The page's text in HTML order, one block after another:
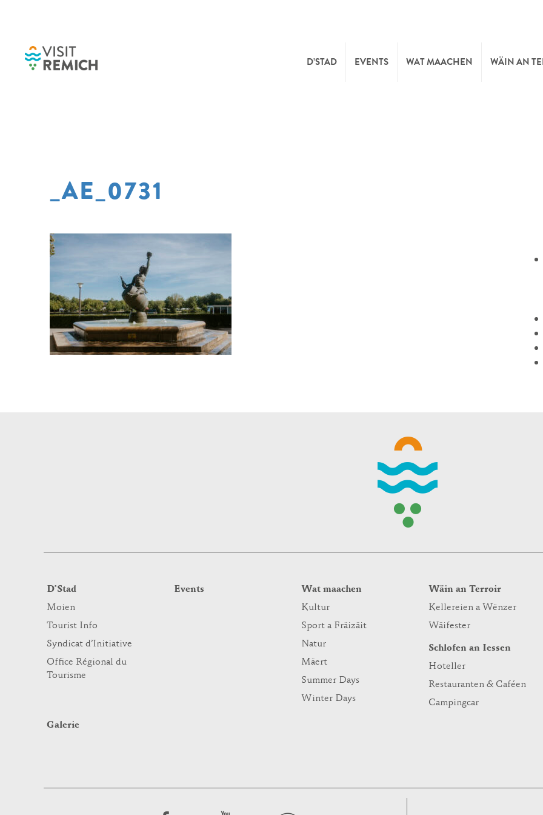
D’STAD EVENTS WAT MAACHEN WÄIN AN
_AE_0731
D’Stad
Moien
Tourist Info
Syndicat d’Initiative
Office Régional du
Tourisme
Events
Wat maachen
Kultur
Sport a Fräizäit
Natur
Mäert
Summer Days
Winter Days
Wäin an Terroir
Kellereien a Wënzer
Wäifester
Schlofen an Iessen
Hoteller
Restauranten & Caféen
Campingcar
Galerie